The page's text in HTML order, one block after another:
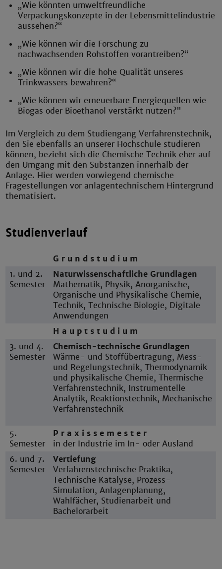
„Wie könnten umweltfreundliche
Verpackungskonzepte in der Lebensmittelindustrie
aussehen?“
„Wie können wir die Forschung zu
nachwachsenden Rohstoffen vorantreiben?“
„Wie können wir die hohe Qualität unseres
Trinkwassers bewahren?“
„Wie können wir erneuerbare Energiequellen wie
Biogas oder Bioethanol verstärkt nutzen?"
Im Vergleich zu dem Studiengang Verfahrenstechnik,
den Sie ebenfalls an unserer Hochschule studieren
können, bezieht sich die Chemische Technik eher auf
den Umgang mit den Substanzen innerhalb der
Anlage. Hier werden vorwiegend chemische
Fragestellungen vor anlagentechnischem Hintergrund
thematisiert.
Studienverlauf
G r u n d s t u d i u m
1. und 2.
Semester
Naturwissenschaftliche Grundlagen
Mathematik, Physik, Anorganische,
Organische und Physikalische Chemie,
Technik, Technische Biologie, Digitale
Anwendungen
H a u p t s t u d i u m
3. und 4.
Semester
Chemisch-technische Grundlagen
Wärme- und Stoffübertragung, Mess-
und Regelungstechnik, Thermodynamik
und physikalische Chemie, Thermische
Verfahrenstechnik, Instrumentelle
Analytik, Reaktionstechnik, Mechanische
Verfahrenstechnik
5.
Semester
P r a x i s s e m e s t e r
in der Industrie im In- oder Ausland
6. und 7.
Semester
Vertiefung
Verfahrenstechnische Praktika,
Technische Katalyse, Prozess-
Simulation, Anlagenplanung,
Wahlfächer, Studienarbeit und
Bachelorarbeit